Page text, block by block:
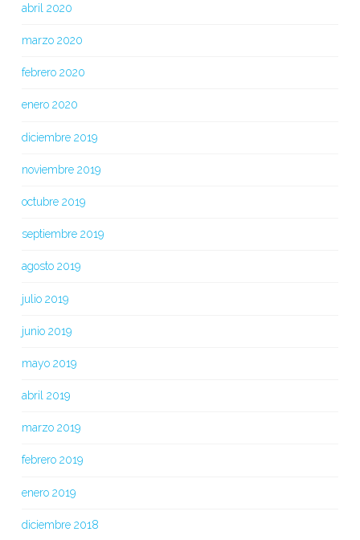
abril 2020
marzo 2020
febrero 2020
enero 2020
diciembre 2019
noviembre 2019
octubre 2019
septiembre 2019
agosto 2019
julio 2019
junio 2019
mayo 2019
abril 2019
marzo 2019
febrero 2019
enero 2019
diciembre 2018